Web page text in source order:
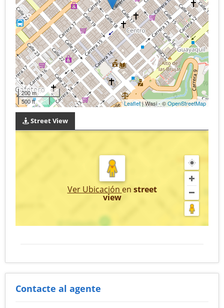
200 m
500 ft
Leaflet| Wasi - ©OpenStreetMap
Street View
Ver Ubicación en street
view
Contacte al agente